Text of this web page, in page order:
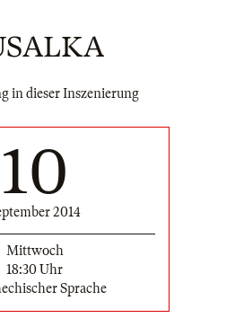
in dieser Inszenierung
10
2014
Mittwoch
18:30 Uhr
Sprache